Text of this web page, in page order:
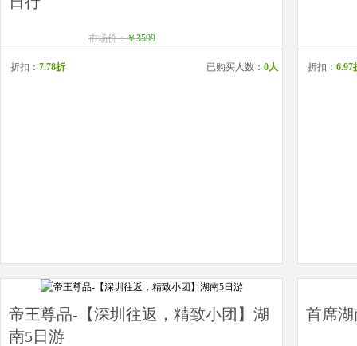
市场价：￥3599
折扣： 7.78折 已购买人数： 0人 折扣： 6.97
帝王尊品-【深圳往返，精致小团】湖
南5日游
首席